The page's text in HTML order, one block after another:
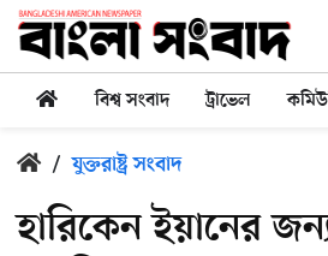
বিশ্ব সংবাদ ট্রাভেল
/ যুক্তরাষ্ট্র সংবাদ
হারিকেন ইয়ানের